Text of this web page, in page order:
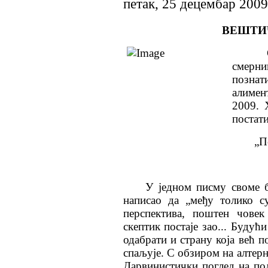
петак, 25 децембар 2009
Сет
2009.
У једном писму своме
написао да „међу толико
перспектива, поштен
скептик постаје зао...
одабрати и страну која већ
спаљује. С обзиром на